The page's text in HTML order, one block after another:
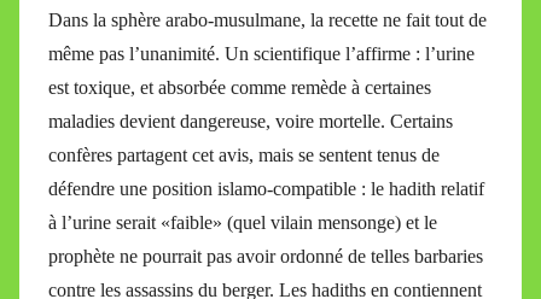
Dans la sphère arabo-musulmane, la recette ne fait tout de
même pas l’unanimité. Un scientifique l’affirme : l’urine
est toxique, et absorbée comme remède à certaines
maladies devient dangereuse, voire mortelle. Certains
confères partagent cet avis, mais se sentent tenus de
défendre une position islamo-compatible : le hadith relatif
à l’urine serait «faible» (quel vilain mensonge) et le
prophète ne pourrait pas avoir ordonné de telles barbaries
contre les assassins du berger. Les hadiths en contiennent